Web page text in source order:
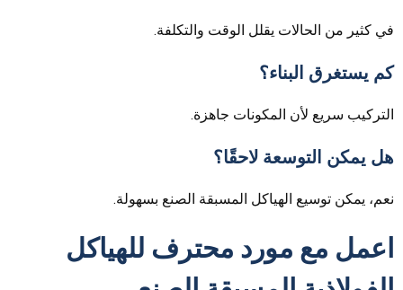
في كثير من الحالات يقلل الوقت والتكلفة.
كم يستغرق البناء؟
التركيب سريع لأن المكونات جاهزة.
هل يمكن التوسعة لاحقًا؟
نعم، يمكن توسيع الهياكل المسبقة الصنع بسهولة.
اعمل مع مورد محترف للهياكل